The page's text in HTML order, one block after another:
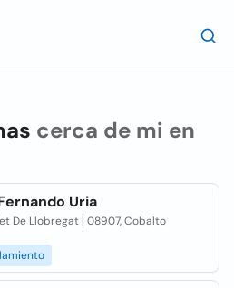
cerca de mi en
Uria
De Llobregat | 08907, Cobalto